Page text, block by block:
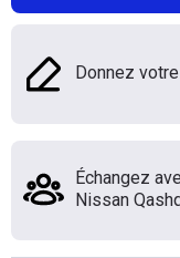
Donnez
Échangez
Nissan